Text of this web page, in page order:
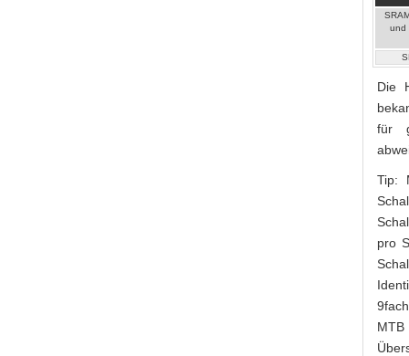
und
Die
für
Tip:
pro